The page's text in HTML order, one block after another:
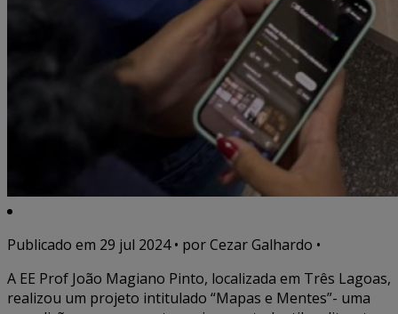
Publicado em 29 jul 2024• por Cezar Galhardo •
A EE Prof João Magiano Pinto, localizada em Três Lagoas,
realizou um projeto intitulado “Mapas e Mentes”- uma